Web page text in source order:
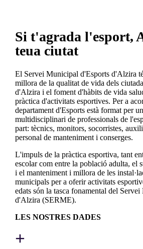
Si t'agrada l'esport,
teua ciutat
El Servei Municipal d'Esports d'Alzira
millora de la qualitat de vida dels
d'Alzira i el foment d'hàbits de vida
pràctica d'activitats esportives. Per a
departament d'Esports està format per
multidisciplinari de professionals de
part: tècnics, monitors, socorristes,
personal de manteniment i conserges.
L'impuls de la pràctica esportiva, tant
escolar com entre la població adulta, el
i el manteniment i millora de les
municipals per a oferir activitats
edats són la tasca fonamental del
d'Alzira (SERME).
LES NOSTRES DADES
+